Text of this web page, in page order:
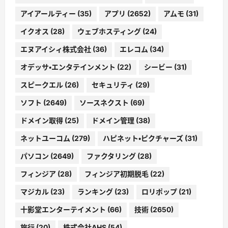
アイアールティー (35) アプリ (2652) アムモ (31)
イクオス (28) ウェブホスティング (24)
エヌアイシィ株式会社 (36) エレコム (34)
オデッサ・エンタテインメント (22) シービー (31)
スピークエル (26) セキュリティ (29)
ソフト (2649) ソースネクスト (69)
ドメイン取得 (25) ドメイン管理 (38)
ネットユーコム (279) ハピネット・ピクチャーズ (31)
パソコン (2649) ファクタリング (28)
フィンジア (28) フィンジア初期脱毛 (22)
マジカル (23) ランキング (23) ロリポップ (21)
十影堂エンターテイメント (66) 技術 (2650)